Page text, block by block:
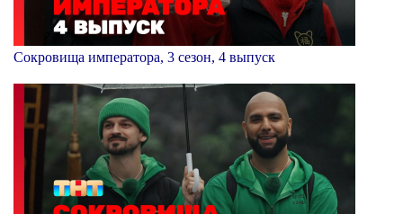
Сокровища императора, 3 сезон, 4 выпуск